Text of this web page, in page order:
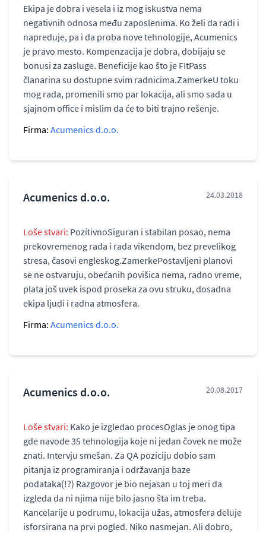
Ekipa je dobra i vesela i iz mog iskustva nema
negativnih odnosa među zaposlenima. Ko želi da radi i
napreduje, pa i da proba nove tehnologije, Acumenics
je pravo mesto. Kompenzacija je dobra, dobijaju se
bonusi za zasluge. Beneficije kao što je FItPass
članarina su dostupne svim radnicima.ZamerkeU toku
mog rada, promenili smo par lokacija, ali smo sada u
sjajnom office i mislim da će to biti trajno rešenje.
Firma: Acumenics d.o.o.
Acumenics d.o.o. 24.03.2018
Loše stvari: PozitivnoSiguran i stabilan posao, nema
prekovremenog rada i rada vikendom, bez prevelikog
stresa, časovi engleskog.ZamerkePostavljeni planovi
se ne ostvaruju, obećanih povišica nema, radno vreme,
plata još uvek ispod proseka za ovu struku, dosadna
ekipa ljudi i radna atmosfera.
Firma: Acumenics d.o.o.
Acumenics d.o.o. 20.08.2017
Loše stvari: Kako je izgledao procesOglas je onog tipa
gde navode 35 tehnologija koje ni jedan čovek ne može
znati. Intervju smešan. Za QA poziciju dobio sam
pitanja iz programiranja i održavanja baze
podataka(!?) Razgovor je bio nejasan u toj meri da
izgleda da ni njima nije bilo jasno šta im treba.
Kancelarije u podrumu, lokacija užas, atmosfera deluje
isforsirana na prvi pogled. Niko nasmejan. Ali dobro,